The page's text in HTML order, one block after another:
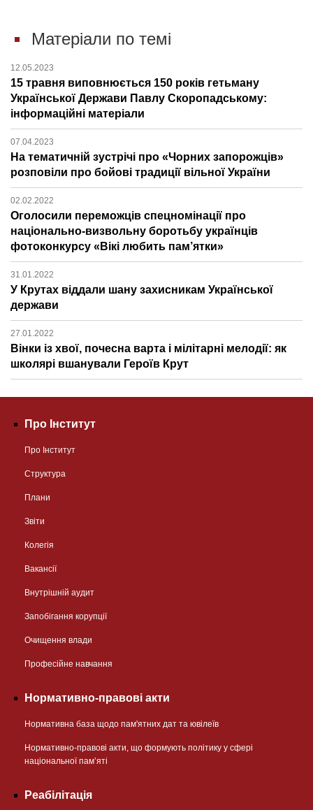
Матеріали по темі
12.05.2023
15 травня виповнюється 150 років гетьману
Української Держави Павлу Скоропадському:
інформаційні матеріали
07.04.2023
На тематичній зустрічі про «Чорних запорожців»
розповіли про бойові традиції вільної України
02.02.2022
Оголосили переможців спецномінації про
національно-визвольну боротьбу українців
фотоконкурсу «Вікі любить пам’ятки»
31.01.2022
У Крутах віддали шану захисникам Української
держави
27.01.2022
Вінки із хвої, почесна варта і мілітарні мелодії: як
школярі вшанували Героїв Крут
Про Інститут
Про Інститут
Структура
Плани
Звіти
Колегія
Вакансії
Внутрішній аудит
Запобігання корупції
Очищення влади
Професійне навчання
Нормативно-правові акти
Нормативна база щодо пам'ятних дат та ювілеїв
Нормативно-правові акти, що формують політику у сфері
національної памʼяті
Реабілітація